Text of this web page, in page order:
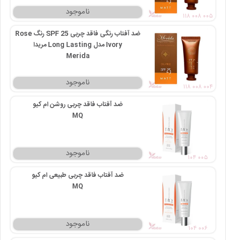
۱۱۸ ۰۰۸ ۰۰۵
ضد آفتاب رنگی فاقد چربی SPF 25 رنگ Rose
Ivory مدل Long Lasting مریدا
Merida
۱۱۸ ۰۰۸ ۰۰۴
ضد آفتاب فاقد چربی روشن ام کیو
MQ
۱۰۴ ۰۰۵
ضد آفتاب فاقد چربی طبیعی ام کیو
MQ
۱۰۴ ۰۰۶